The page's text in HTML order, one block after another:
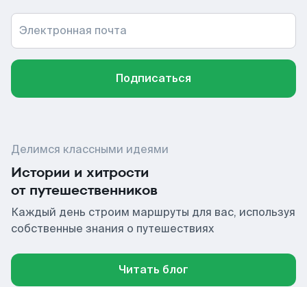
Электронная почта
Подписаться
Делимся классными идеями
Истории и хитрости
от путешественников
Каждый день строим маршруты для вас, используя
собственные знания о путешествиях
Читать блог